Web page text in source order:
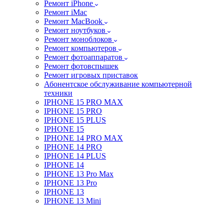
Ремонт iPhone
Ремонт iMac
Ремонт MacBook
Ремонт ноутбуков
Ремонт моноблоков
Ремонт компьютеров
Ремонт фотоаппаратов
Ремонт фотовспышек
Ремонт игровых приставок
Абонентское обслуживание компьютерной
техники
IPHONE 15 PRO MAX
IPHONE 15 PRO
IPHONE 15 PLUS
IPHONE 15
IPHONE 14 PRO MAX
IPHONE 14 PRO
IPHONE 14 PLUS
IPHONE 14
IPHONE 13 Pro Max
IPHONE 13 Pro
IPHONE 13
IPHONE 13 Mini